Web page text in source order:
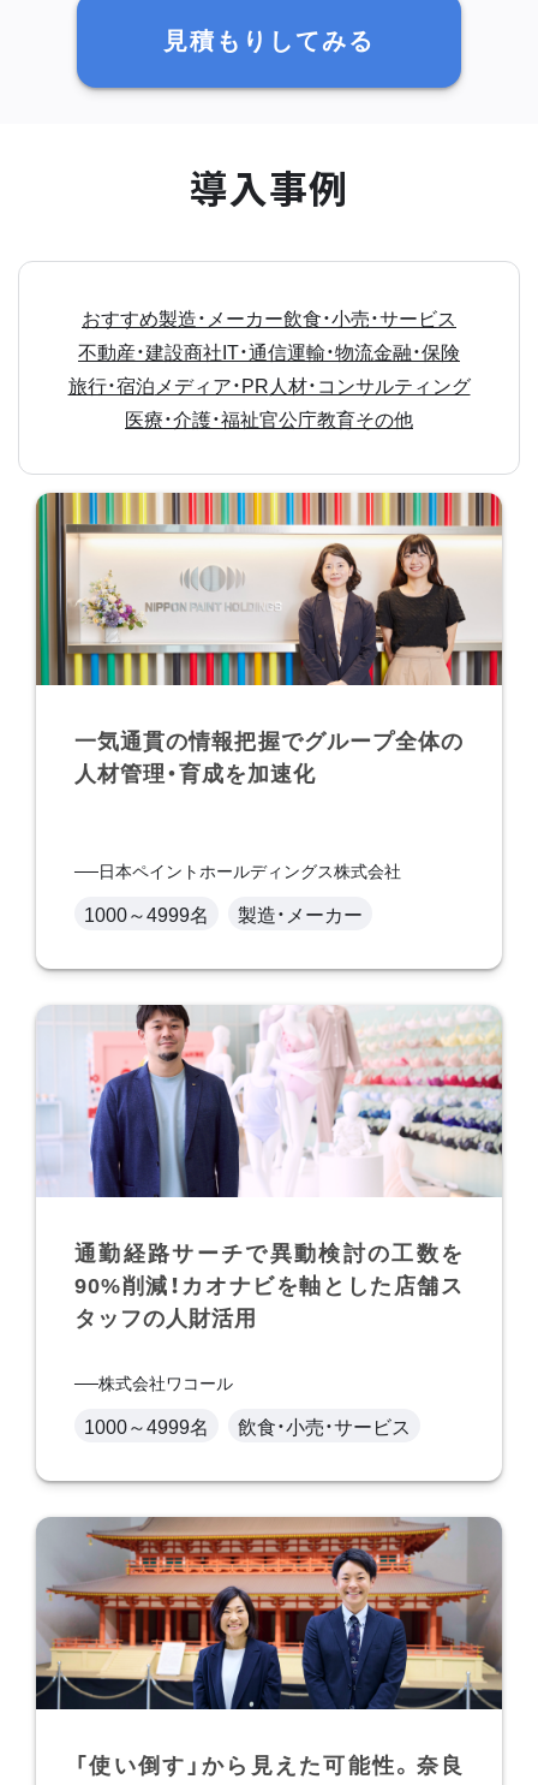
見積もりしてみる
導入事例
おすすめ製造・メーカー飲食・小売・サービス
不動産・建設商社IT・通信運輸・物流金融・保険
旅行・宿泊 メディア・PR人材・コンサルティング
医療・介護・福祉官公庁教育その他
一気通貫の情報把握でグループ全体の
人材管理・育成を加速化
日本ペイントホールディングス株式会社
1000～4999名 製造・メーカー
通勤経路サーチで異動検討の工数を
90%削減！カオナビを軸とした店舗ス
タッフの人財活用
株式会社ワコール
1000～4999名 飲食・小売・サービス
「使い倒す」から見えた可能性。奈良